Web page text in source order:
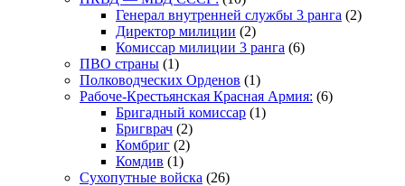
Генерал внутренней службы 3 ранга (2)
Директор милиции (2)
Комиссар милиции 3 ранга (6)
ПВО страны (1)
Полководческих Орденов (1)
Рабоче-Крестьянская Красная Армия: (6)
Бригадный комиссар (1)
Бригврач (2)
Комбриг (2)
Комдив (1)
Сухопутные войска (26)